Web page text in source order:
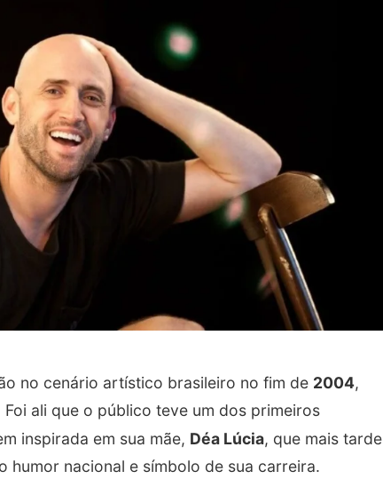
no cenário artístico brasileiro no fim de 2004,
Foi ali que o público teve um dos primeiros
inspirada em sua mãe, Déa Lúcia, que mais tarde
humor nacional e símbolo de sua carreira.